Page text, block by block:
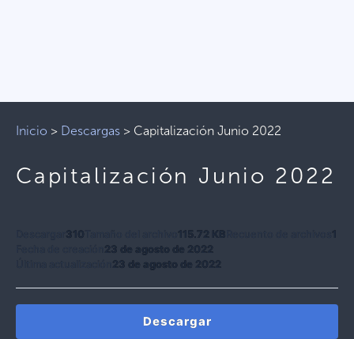
Inicio > Descargas > Capitalización Junio 2022
Capitalización Junio 2022
310 115.72 KB
1
23 de agosto de 2022
23 de agosto de 2022
Descargar